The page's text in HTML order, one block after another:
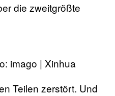
die zweitgrößte
imago | Xinhua
Teilen zerstört. Und